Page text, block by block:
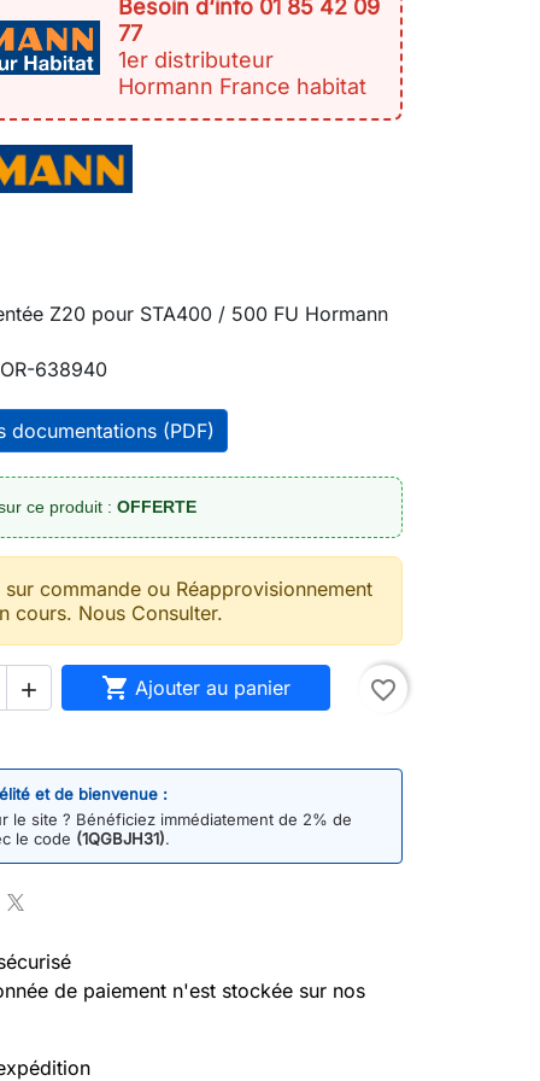
Besoin d‘info 01 85 42 09
77
1er distributeur
Hormann France habitat
Z20 pour STA400 / 500 FU Hormann
638940
documentations (PDF)
ce produit : OFFERTE
commande ou Réapprovisionnement
cours. Nous Consulter.
  Ajouter au panier favorite_border
et de bienvenue :
le site ? Bénéficiez immédiatement de 2% de
le code (1QGBJH31).
de paiement n'est stockée sur nos